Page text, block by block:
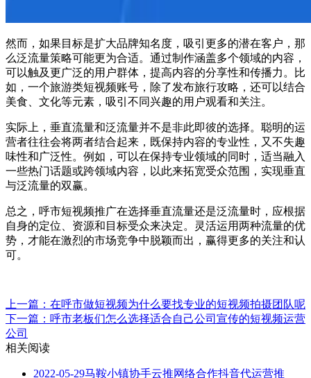
然而，如果目标是扩大品牌知名度，吸引更多的潜在客户，那
么泛流量策略可能更为合适。通过制作涵盖多个领域的内容，
可以触及更广泛的用户群体，提高内容的分享性和传播力。比
如，一个旅游类短视频账号，除了发布旅行攻略，还可以结合
美食、文化等元素，吸引不同兴趣的用户观看和关注。
实际上，垂直流量和泛流量并不是非此即彼的选择。聪明的运
营者往往会将两者结合起来，既保持内容的专业性，又不失趣
味性和广泛性。例如，可以在保持专业领域的同时，适当融入
一些热门话题或跨领域内容，以此来拓宽受众范围，实现垂直
与泛流量的双赢。
总之，呼市短视频推广在选择垂直流量还是泛流量时，应根据
自身的定位、资源和目标受众来决定。灵活运用两种流量的优
势，才能在激烈的市场竞争中脱颖而出，赢得更多的关注和认
可。
上一篇：在呼市做短视频为什么要找专业的短视频拍摄团队呢
下一篇：呼市老板们怎么选择适合自己公司宣传的短视频运营
公司
相关阅读
2022-05-29马鞍小镇协手云推网络合作抖音代运营推